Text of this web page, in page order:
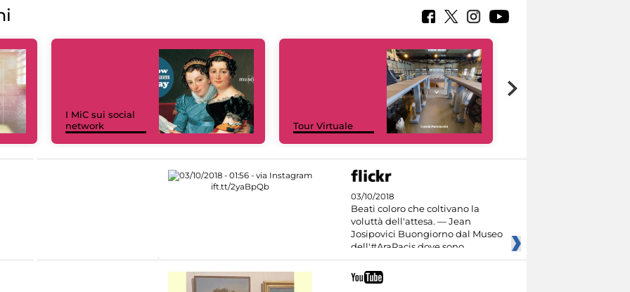
I MiC sui social
network
Tour Virtuale
03/10/2018
Beati coloro che coltivano la
voluttà dell'attesa. — Jean
Josipovici Buongiorno dal Museo
dell'#AraPacis dove sono